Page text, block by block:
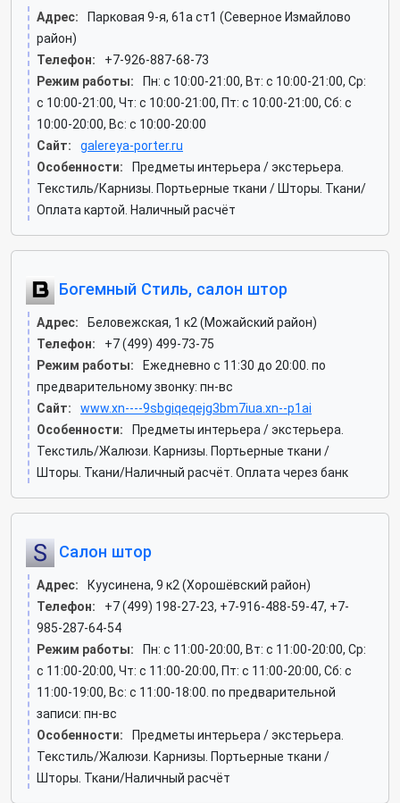
Адрес:
Парковая 9-я, 61а ст1 (Северное Измайлово
район)
Телефон:
+7-926-887-68-73
Режим работы:
Пн: c 10:00-21:00, Вт: c 10:00-21:00, Ср:
c 10:00-21:00, Чт: c 10:00-21:00, Пт: c 10:00-21:00, Сб: c
10:00-20:00, Вс: c 10:00-20:00
Сайт:
galereya-porter.ru
Особенности:
Предметы интерьера / экстерьера.
Текстиль/Карнизы. Портьерные ткани / Шторы. Ткани/
Оплата картой. Наличный расчёт
Богемный Стиль, салон штор
Адрес:
Беловежская, 1 к2 (Можайский район)
Телефон:
+7 (499) 499-73-75
Режим работы:
Ежедневно с 11:30 до 20:00. по
предварительному звонку: пн-вс
Сайт:
www.xn----9sbgiqeqejg3bm7iua.xn--p1ai
Особенности:
Предметы интерьера / экстерьера.
Текстиль/Жалюзи. Карнизы. Портьерные ткани /
Шторы. Ткани/Наличный расчёт. Оплата через банк
Салон штор
Адрес:
Куусинена, 9 к2 (Хорошёвский район)
Телефон:
+7 (499) 198-27-23, +7-916-488-59-47, +7-
985-287-64-54
Режим работы:
Пн: c 11:00-20:00, Вт: c 11:00-20:00, Ср:
c 11:00-20:00, Чт: c 11:00-20:00, Пт: c 11:00-20:00, Сб: c
11:00-19:00, Вс: c 11:00-18:00. по предварительной
записи: пн-вс
Особенности:
Предметы интерьера / экстерьера.
Текстиль/Жалюзи. Карнизы. Портьерные ткани /
Шторы. Ткани/Наличный расчёт